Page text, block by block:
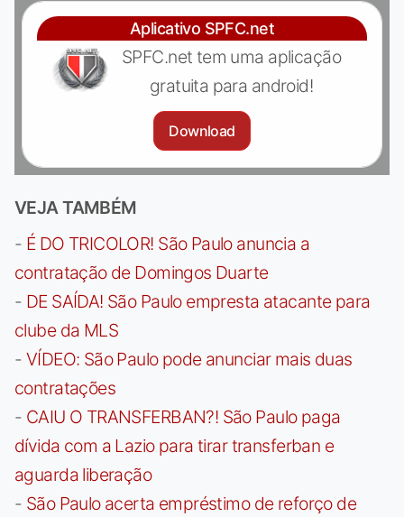
Aplicativo SPFC.net
SPFC.net tem uma aplicação
gratuita para android!
Download
VEJA TAMBÉM
- É DO TRICOLOR! São Paulo anuncia a
contratação de Domingos Duarte
- DE SAÍDA! São Paulo empresta atacante para
clube da MLS
- VÍDEO: São Paulo pode anunciar mais duas
contratações
- CAIU O TRANSFERBAN?! São Paulo paga
dívida com a Lazio para tirar transferban e
aguarda liberação
- São Paulo acerta empréstimo de reforço de